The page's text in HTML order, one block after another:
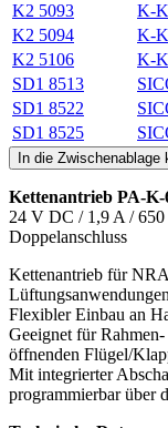
K2 5093
K-
K2 5094
K-
K2 5106
K-
SD1 8513
SD1 8522
SD1 8525
In die Zwischenablage
Kettenantrieb PA-K-
24 V DC / 1,9 A /
Doppelanschluss
Kettenantrieb für
Flexibler Einbau an
Geeignet für
öffnenden Flügel/
Mit integrierter
programmierbar über